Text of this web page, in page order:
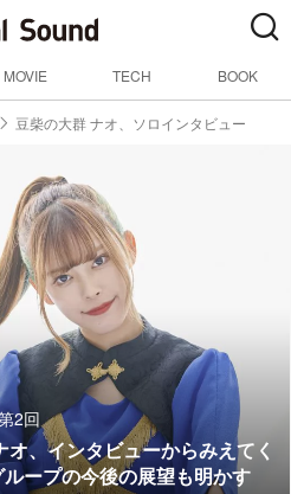
MOVIE TECH BOOK
豆柴の大群 ナオ、ソロインタビュー
2回
、インタビューからみえてく
ープの今後の展望も明かす